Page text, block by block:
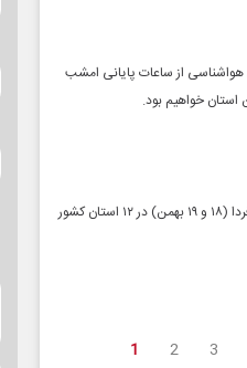
از ساعات پایانی امشب
خواهیم بود.
سازمان هواشناسی کشور نسبت به تشدید فعالیت سامانه بارشی طی فردا و پس فردا (۱۸ و ۱۹ بهمن) در ۱۲ استان کشور
1 2 3